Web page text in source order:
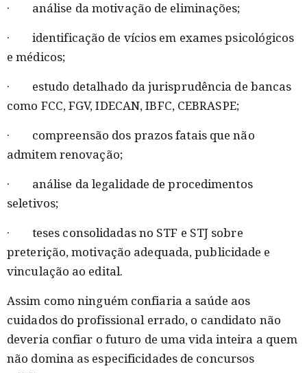
· análise da motivação de eliminações;
· identificação de vícios em exames psicológicos
e médicos;
· estudo detalhado da jurisprudência de bancas
como FCC, FGV, IDECAN, IBFC, CEBRASPE;
· compreensão dos prazos fatais que não
admitem renovação;
· análise da legalidade de procedimentos
seletivos;
· teses consolidadas no STF e STJ sobre
preterição, motivação adequada, publicidade e
vinculação ao edital.
Assim como ninguém confiaria a saúde aos
cuidados do profissional errado, o candidato não
deveria confiar o futuro de uma vida inteira a quem
não domina as especificidades de concursos